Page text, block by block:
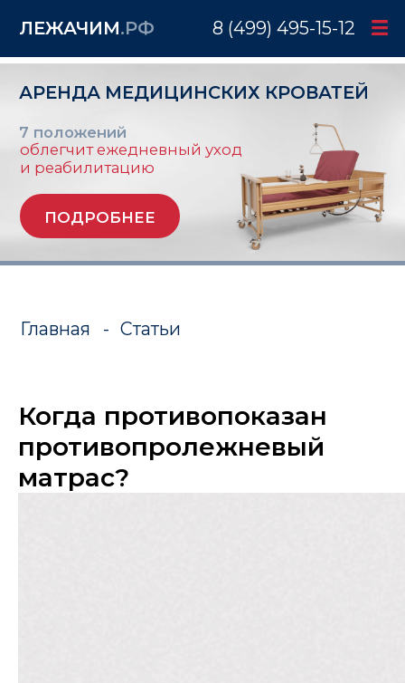
ЛЕЖАЧИМ.РФ 8 (499) 495-15-12
АРЕНДА МЕДИЦИНСКИХ КРОВАТЕЙ
ПОДРОБНЕЕ
7 положений
Главная - Статьи
Когда противопоказан
противопролежневый
матрас?